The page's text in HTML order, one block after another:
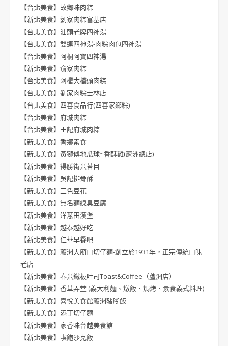
【台北美食】故鄉味肉粽
【新北美食】劉家肉粽富基店
【台北美食】汕頭老牌四神湯
【台北美食】雙連四神湯-肉粽肉包四神湯
【台北美食】阿桐阿寶四神湯
【新北美食】俞家肉粽
【台北美食】阿欉大橋頭肉粽
【台北美食】劉家肉粽士林店
【台北美食】四喜食品行(四喜家鄉粽)
【台北美食】府城肉粽
【台北美食】王記府城肉粽
【新北美食】香鄉素食
【新北美食】黃獅傅地瓜球~香酥雞(蘆洲總店)
【新北美食】得勝街米苔目
【新北美食】吳記排骨酥
【新北美食】三色豆花
【新北美食】無名麵線臭豆腐
【新北美食】洋蔥田漢堡
【新北美食】越泰越好吃
【新北美食】仁華早餐吧
【新北美食】蘆洲大廟口切仔麵-創立於1931年，正宗傳統口味
老店
【新北美食】春米鐵板吐司Toast&Coffee（蘆洲店）
【新北美食】香草弄堂 (義大利麵、燉飯、焗烤、素食義式料理)
【新北美食】喜悅美食館蘆洲豬腳飯
【新北美食】添丁切仔麵
【新北美食】家香味台越美食館
【新北美食】喫飽沙克飯